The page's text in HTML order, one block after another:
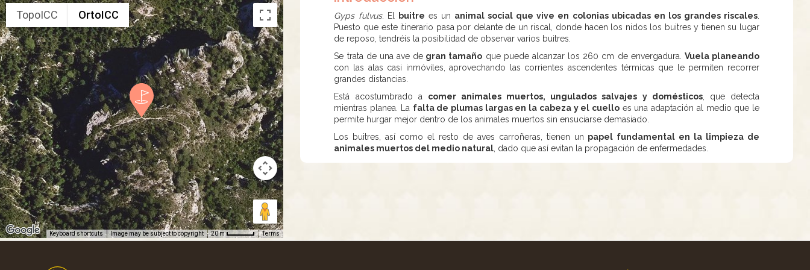
TopoICC OrtoICC
Keyboard shortcuts Image may be subject to copyright 20 m Terms
Gyps fulvus. El buitre es un animal social que vive en colonias ubicadas en los grandes riscales
Puesto que este itinerario pasa por delante de un riscal, donde hacen los nidos los buitres y tienen su lugar
de reposo, tendréis la posibilidad de observar varios buitres.
Se trata de una ave de gran tamaño que puede alcanzar los 260 cm de envergadura. Vuela planeando
con las alas casi inmóviles, aprovechando las corrientes ascendentes térmicas que le permiten recorrer
grandes distancias.
Está acostumbrado a comer animales muertos, ungulados salvajes y domésticos, que detecta
mientras planea. La falta de plumas largas en la cabeza y el cuello es una adaptación al medio que le
permite hurgar mejor dentro de los animales muertos sin ensuciarse demasiado.
Los buitres, así como el resto de aves carroñeras, tienen un papel fundamental en la limpieza de
animales muertos del medio natural , dado que así evitan la propagación de enfermedades.